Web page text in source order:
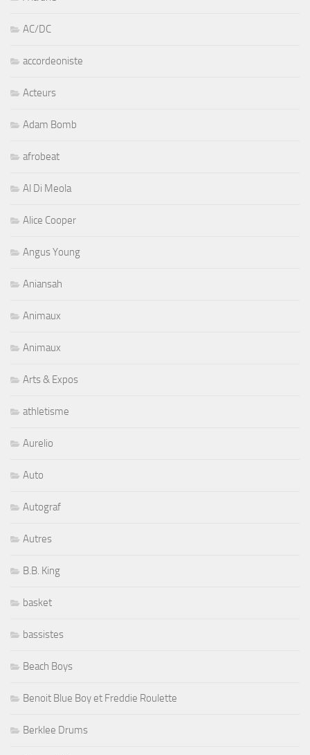
AC/DC
accordeoniste
Acteurs
Adam Bomb
afrobeat
Al Di Meola
Alice Cooper
Angus Young
Aniansah
Animaux
Animaux
Arts & Expos
athletisme
Aurelio
Auto
Autograf
Autres
B.B. King
basket
bassistes
Beach Boys
Benoit Blue Boy et Freddie Roulette
Berklee Drums